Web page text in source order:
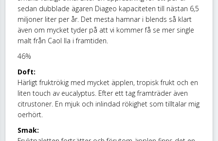
sedan dubblade ägaren Diageo kapaciteten till nästan 6,5
miljoner liter per år. Det mesta hamnar i blends så klart
även om mycket tyder på att vi kommer få se mer single
malt från Caol Ila i framtiden.
46%
Doft:
Härligt fruktrökig med mycket äpplen, tropisk frukt och en
liten touch av eucalyptus. Efter ett tag framträder även
citrustoner. En mjuk och inlindad rökighet som tilltalar mig
oerhört.
Smak: